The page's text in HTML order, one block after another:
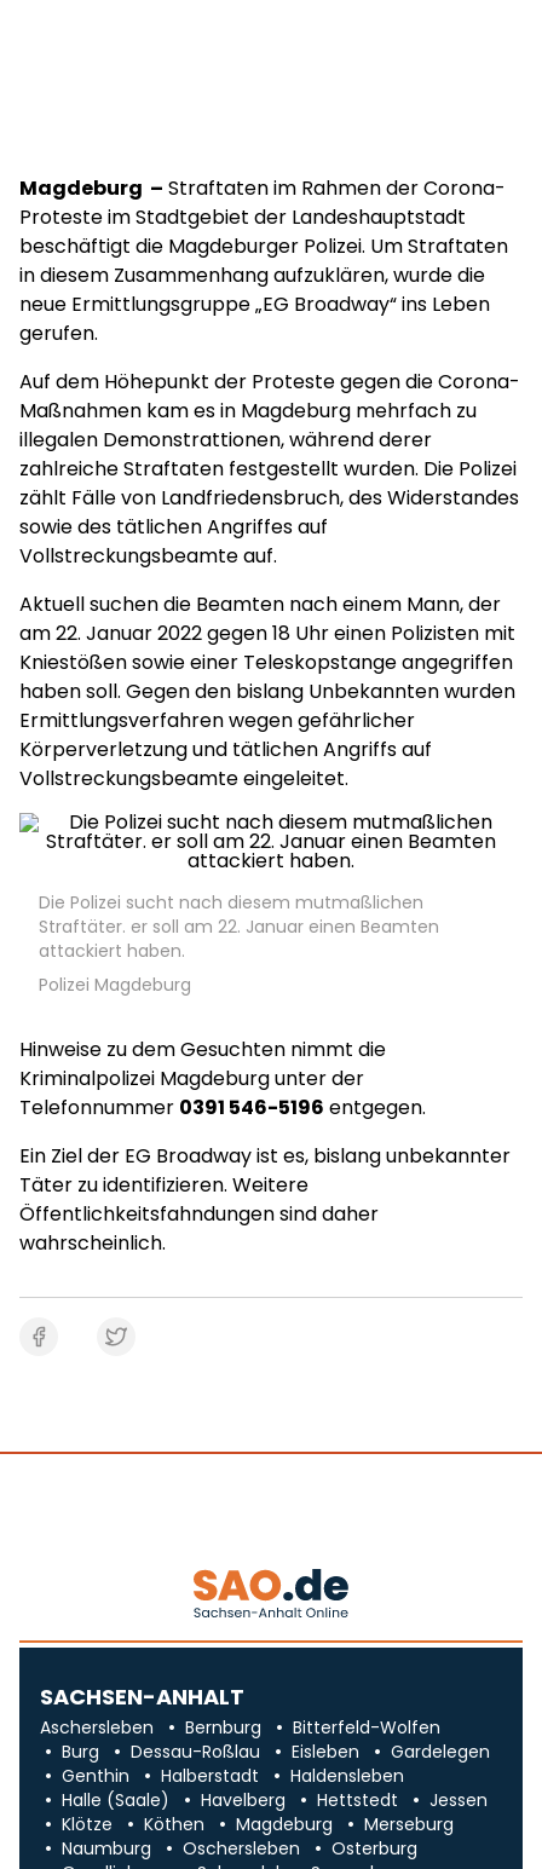
Magdeburg – Straftaten im Rahmen der Corona-
Proteste im Stadtgebiet der Landeshauptstadt
beschäftigt die Magdeburger Polizei. Um Straftaten
in diesem Zusammenhang aufzuklären, wurde die
neue Ermittlungsgruppe „EG Broadway“ ins Leben
gerufen.
Auf dem Höhepunkt der Proteste gegen die Corona-
Maßnahmen kam es in Magdeburg mehrfach zu
illegalen Demonstrattionen, während derer
zahlreiche Straftaten festgestellt wurden. Die Polizei
zählt Fälle von Landfriedensbruch, des Widerstandes
sowie des tätlichen Angriffes auf
Vollstreckungsbeamte auf.
Aktuell suchen die Beamten nach einem Mann, der
am 22. Januar 2022 gegen 18 Uhr einen Polizisten mit
Kniestößen sowie einer Teleskopstange angegriffen
haben soll. Gegen den bislang Unbekannten wurden
Ermittlungsverfahren wegen gefährlicher
Körperverletzung und tätlichen Angriffs auf
Vollstreckungsbeamte eingeleitet.
Die Polizei sucht nach diesem mutmaßlichen
Straftäter. er soll am 22. Januar einen Beamten
attackiert haben.
Polizei Magdeburg
Hinweise zu dem Gesuchten nimmt die
Kriminalpolizei Magdeburg unter der
Telefonnummer 0391 546-5196 entgegen.
Ein Ziel der EG Broadway ist es, bislang unbekannter
Täter zu identifizieren. Weitere
Öffentlichkeitsfahndungen sind daher
wahrscheinlich.
SACHSEN-ANHALT
Aschersleben Bernburg
Bitterfeld-Wolfen
Burg
Dessau-Roßlau Eisleben
Gardelegen
Genthin
Halberstadt
Haldensleben
Halle (Saale)
Havelberg Hettstedt
Jessen
Klötze
Köthen Magdeburg
Merseburg
Naumburg
Oschersleben
Osterburg